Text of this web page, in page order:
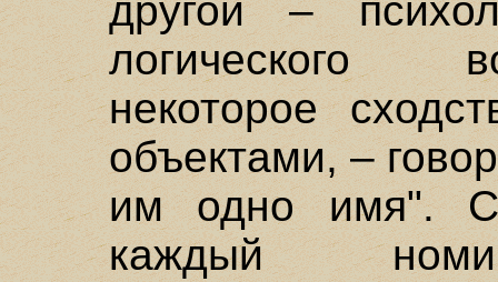
другой –
логического
некоторое
объектами, –
им одно имя". С
каждый